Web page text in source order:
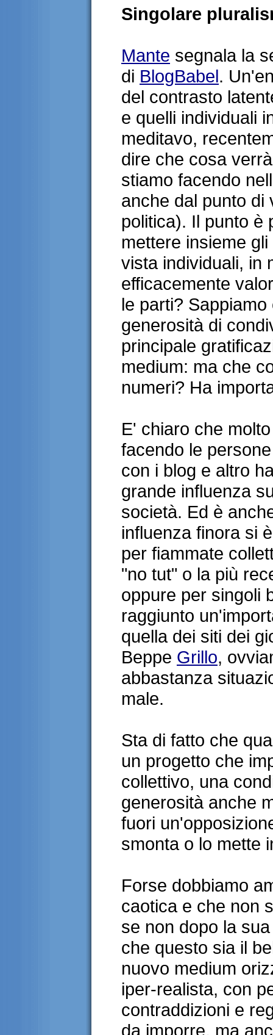
Singolare
Mante segnala la
di BlogBabel.
del contrasto
e quelli individuali
meditavo,
dire che cosa
stiamo facendo
anche dal punto di
politica). Il punto è
mettere insieme
vista individuali, in
efficacemente
le parti?
generosità di
principale
medium: ma che
numeri? Ha
E' chiaro che
facendo le
con i blog e altro
grande influenza
società. Ed è
influenza finora si
per fiammate
"no tut" o la più
oppure per singoli
raggiunto
quella dei siti dei
Beppe Grillo,
abbastanza
male.
Sta di fatto che
un progetto che
collettivo, una
generosità anche
fuori
smonta o lo mette
Forse dobbiamo
caotica e che non
se non dopo la
che questo sia il
nuovo medium
iper-realista, con
contraddizioni e
da imporre, ma